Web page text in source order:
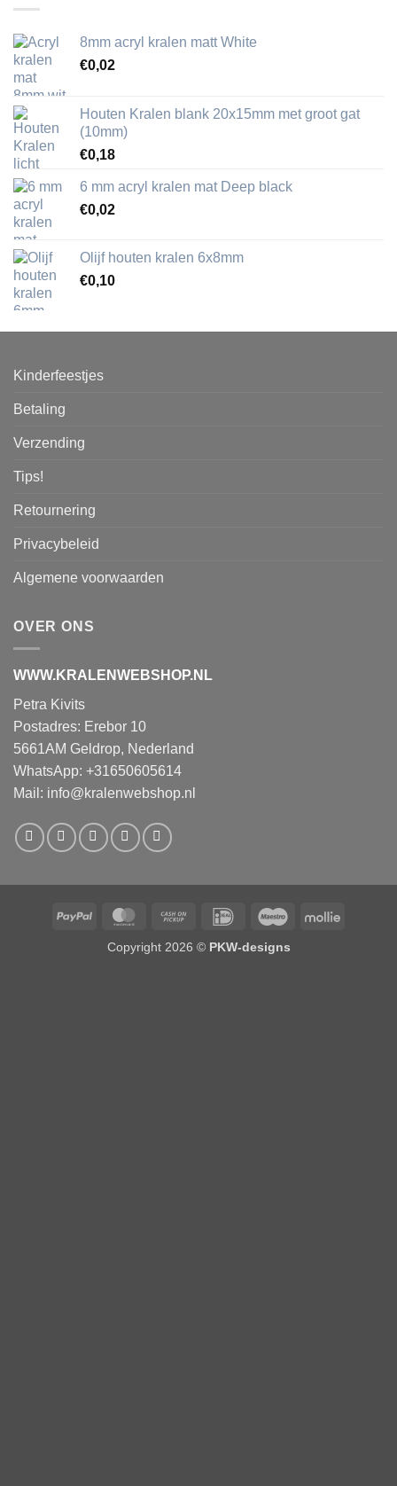
8mm acryl kralen matt White
€0,02
Houten Kralen blank 20x15mm met groot gat
(10mm)
€0,18
6 mm acryl kralen mat Deep black
€0,02
Olijf houten kralen 6x8mm
€0,10
Kinderfeestjes
Betaling
Verzending
Tips!
Retournering
Privacybeleid
Algemene voorwaarden
OVER ONS
WWW.KRALENWEBSHOP.NL
Petra Kivits
Postadres: Erebor 10
5661AM Geldrop, Nederland
WhatsApp: +31650605614
Mail: info@kralenwebshop.nl
PayPal MasterCardCash
Pickup
IDeal Maestro Mollie
Copyright 2026 © PKW-designs